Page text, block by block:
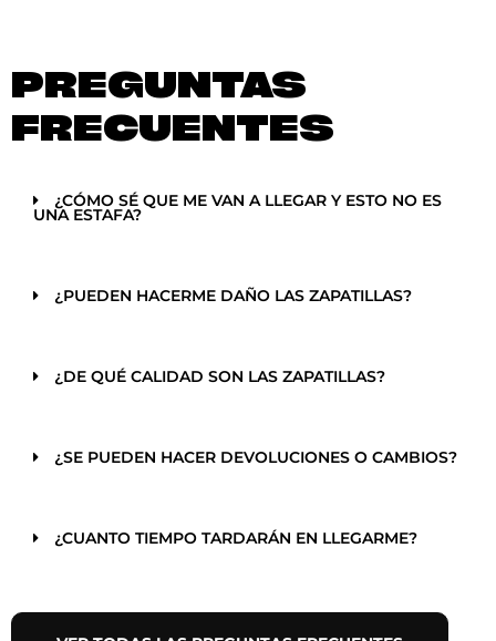
PREGUNTAS
FRECUENTES
¿CÓMO SÉ QUE ME VAN A LLEGAR Y ESTO NO ES
UNA ESTAFA?
¿PUEDEN HACERME DAÑO LAS ZAPATILLAS?
¿DE QUÉ CALIDAD SON LAS ZAPATILLAS?
¿SE PUEDEN HACER DEVOLUCIONES O CAMBIOS?
¿CUANTO TIEMPO TARDARÁN EN LLEGARME?